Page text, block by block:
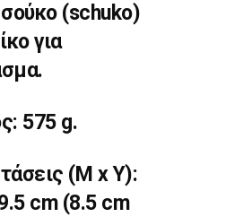
(schuko)
για
575 g.
(Μ x Y):
cm (8.5 cm